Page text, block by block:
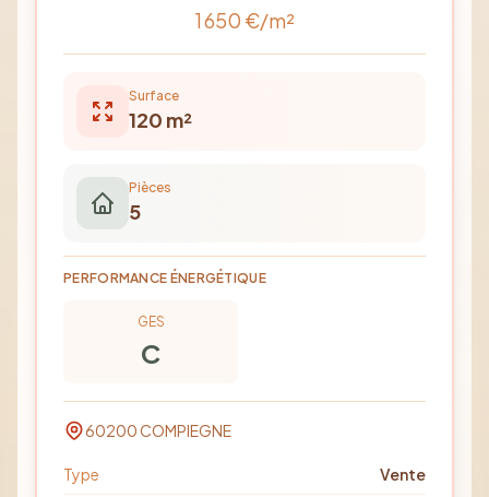
1 650 €/m²
Surface
120 m²
Pièces
5
PERFORMANCE ÉNERGÉTIQUE
GES
C
60200COMPIEGNE
Type Vente